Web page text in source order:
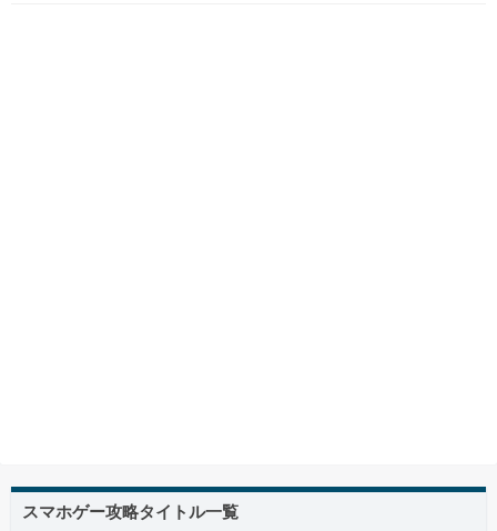
スマホゲー攻略タイトル一覧